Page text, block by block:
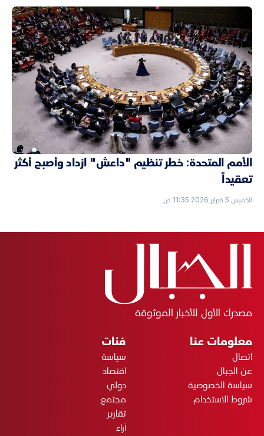
الأمم المتحدة: خطر تنظيم "داعش" ازداد وأصبح أكثر
تعقيداً
الخميس 5 فبراير 2026 11:35 ص
مصدرك الأول للأخبار الموثوقة
معلومات عنا
اتصال
عن الجبال
سياسة الخصوصية
شروط الاستخدام
فئات
سياسة
اقتصاد
دولي
مجتمع
تقارير
آراء